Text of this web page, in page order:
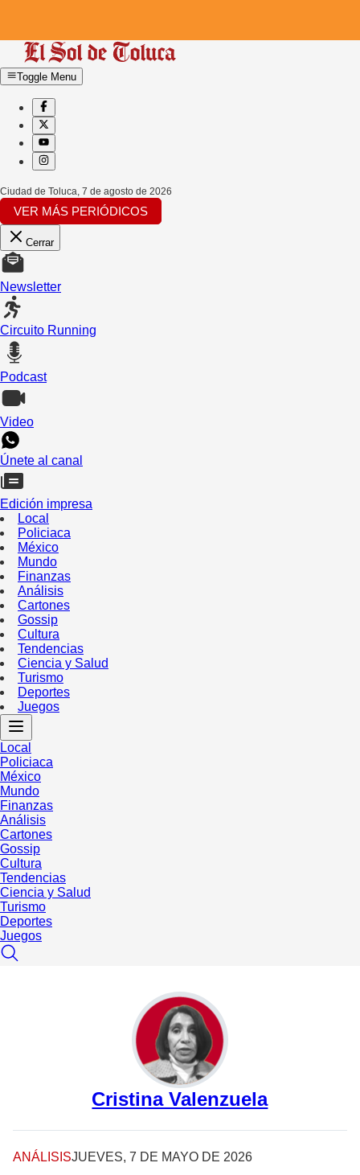
Toggle Menu
Ciudad de Toluca 7 de agosto de 2026
VER MÁS PERIÓDICOS
Cerrar
Newsletter
Circuito Running
Podcast
Video
Únete al canal
Edición impresa
Local
Policiaca
México
Mundo
Finanzas
Análisis
Cartones
Gossip
Cultura
Tendencias
Ciencia y Salud
Turismo
Deportes
Juegos
Local
Policiaca
México
Mundo
Finanzas
Análisis
Cartones
Gossip
Cultura
Tendencias
Ciencia y Salud
Turismo
Deportes
Juegos
Cristina Valenzuela
ANÁLISISJUEVES, 7 DE MAYO DE 2026